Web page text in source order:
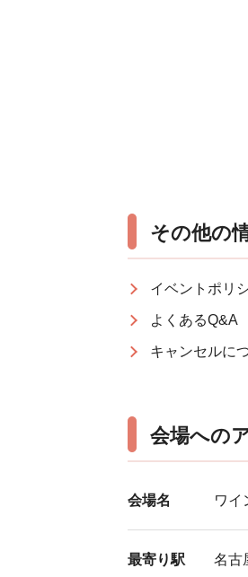
その他の
イベントポリ
よくあるQ&A
キャンセルに
会場への
会場名 ワイ
最寄り駅 名古